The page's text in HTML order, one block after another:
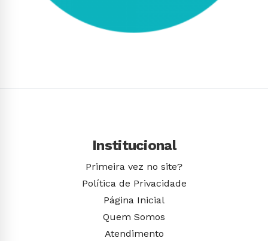
Institucional
Primeira vez no site?
Política de Privacidade
Página Inicial
Quem Somos
Atendimento